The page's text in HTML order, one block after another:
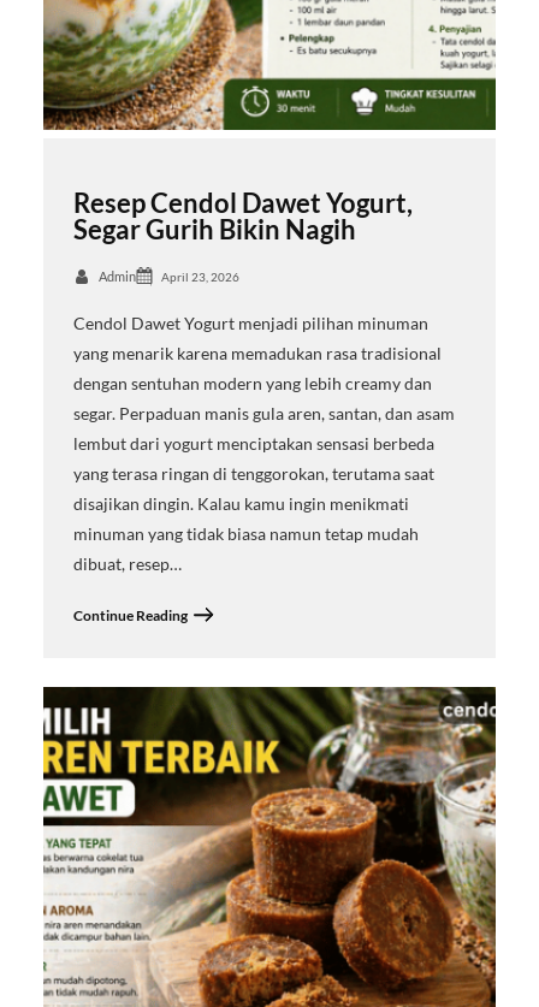
Resep Cendol Dawet Yogurt,
Segar Gurih Bikin Nagih
Admin April 23, 2026
Cendol Dawet Yogurt menjadi pilihan minuman
yang menarik karena memadukan rasa tradisional
dengan sentuhan modern yang lebih creamy dan
segar. Perpaduan manis gula aren, santan, dan asam
lembut dari yogurt menciptakan sensasi berbeda
yang terasa ringan di tenggorokan, terutama saat
disajikan dingin. Kalau kamu ingin menikmati
minuman yang tidak biasa namun tetap mudah
dibuat, resep…
Continue Reading